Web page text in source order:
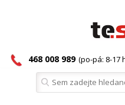
468 008 989 (po-pá: 8-17